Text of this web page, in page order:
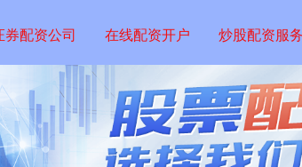
券配资公司 在线配资开户 炒股配资服务